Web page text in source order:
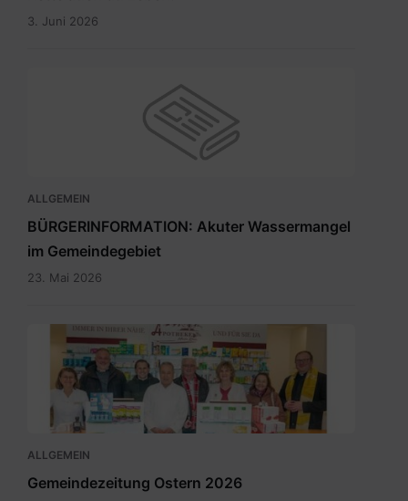
3. Juni 2026
ALLGEMEIN
BÜRGERINFORMATION: Akuter Wassermangel
im Gemeindegebiet
23. Mai 2026
April
2026_INT.pdf
ALLGEMEIN
Gemeindezeitung Ostern 2026